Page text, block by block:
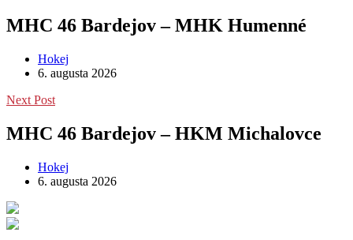
MHC 46 Bardejov – MHK Humenné
Hokej
6. augusta 2026
Next Post
MHC 46 Bardejov – HKM Michalovce
Hokej
6. augusta 2026